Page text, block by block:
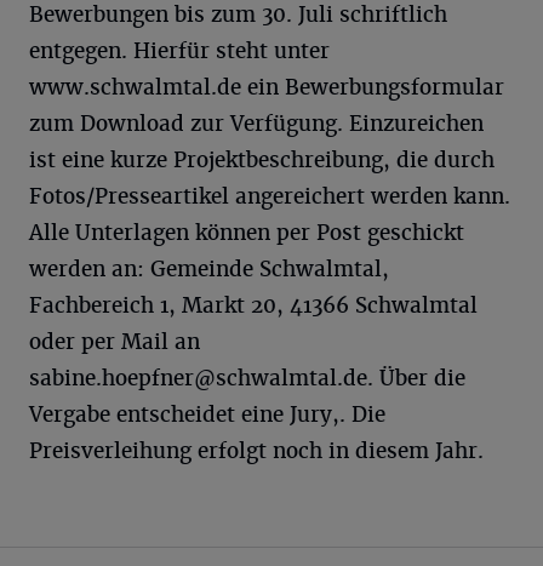
Bewerbungen bis zum 30. Juli schriftlich
entgegen. Hierfür steht unter
www.schwalmtal.de ein Bewerbungsformular
zum Download zur Verfügung. Einzureichen
ist eine kurze Projektbeschreibung, die durch
Fotos/Presseartikel angereichert werden kann.
Alle Unterlagen können per Post geschickt
werden an: Gemeinde Schwalmtal,
Fachbereich 1, Markt 20, 41366 Schwalmtal
oder per Mail an
sabine.hoepfner@schwalmtal.de. Über die
Vergabe entscheidet eine Jury,. Die
Preisverleihung erfolgt noch in diesem Jahr.